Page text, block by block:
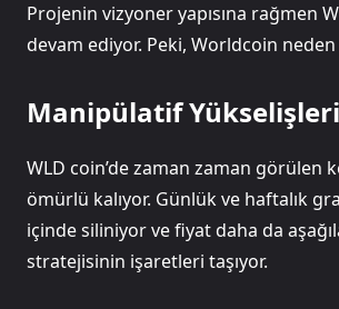
Projenin vizyoner yapısına rağmen
devam ediyor. Peki, Worldcoin
Manipülatif
WLD coin’de zaman zaman görülen
ömürlü kalıyor. Günlük ve haftalık
içinde siliniyor ve fiyat daha da
stratejisinin işaretleri taşıyor.